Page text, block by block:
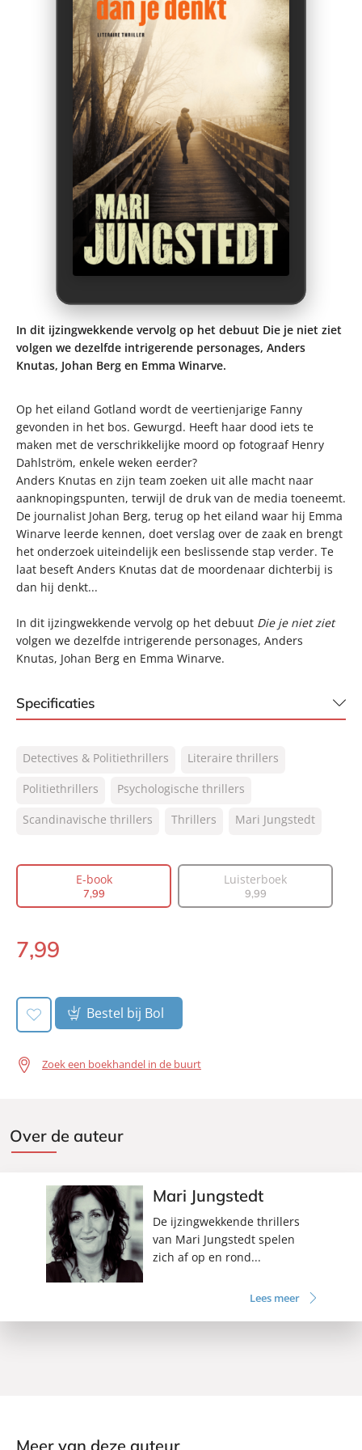
In dit ijzingwekkende vervolg op het debuut Die je niet ziet
volgen we dezelfde intrigerende personages, Anders
Knutas, Johan Berg en Emma Winarve.
Op het eiland Gotland wordt de veertienjarige Fanny
gevonden in het bos. Gewurgd. Heeft haar dood iets te
maken met de verschrikkelijke moord op fotograaf Henry
Dahlström, enkele weken eerder?
Anders Knutas en zijn team zoeken uit alle macht naar
aanknopingspunten, terwijl de druk van de media toeneemt.
De journalist Johan Berg, terug op het eiland waar hij Emma
Winarve leerde kennen, doet verslag over de zaak en brengt
het onderzoek uiteindelijk een beslissende stap verder. Te
laat beseft Anders Knutas dat de moordenaar dichterbij is
dan hij denkt...
In dit ijzingwekkende vervolg op het debuut Die je niet ziet
volgen we dezelfde intrigerende personages, Anders
Knutas, Johan Berg en Emma Winarve.
Specificaties
NUR:
305
Type:
E-book
Auteur(s):
Mari Jungstedt
Aantal pagina's:
Uitgever:
AW Bruna
Detectives & Politiethrillers
Literaire thrillers
Politiethrillers
Psychologische thrillers
Scandinavische thrillers
Thrillers Mari Jungstedt
E-book
7,99
Luisterboek
9,99
E-
7,99
Bestel bij Bol
Zoek een boekhandel in de buurt
Over de auteur
Mari Jungstedt
De ijzingwekkende thrillers
van Mari Jungstedt spelen
zich af op en rond...
Lees meer
Meer van deze auteur